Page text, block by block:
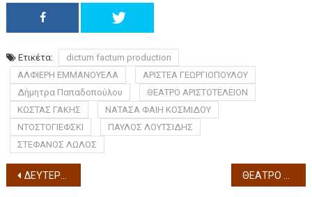
Ετικέτα:
dictum factum production
ΑΛΦΙΕΡΗ ΕΜΜΑΝΟΥΕΛΑ
ΑΡΙΣΤΕΑ ΓΕΩΡΓΙΟΠΟΥΛΟΥ
Δήμητρα Παπαδοπούλου
ΘΕΑΤΡΟ ΑΡΙΣΤΟΤΕΛΕΙΟΝ
ΚΩΣΤΑΣ ΓΑΚΗΣ
ΝΑΤΑΣΑ ΦΑΙΗ ΚΟΣΜΙΔΟΥ
ΝΤΟΣΤΟΓΙΕΦΣΚΙ
ΠΑΥΛΟΣ ΛΟΥΤΣΙΔΗΣ
ΣΤΕΦΑΝΟΣ ΛΩΛΟΣ
ΔΕΥΤΕΡΟΣ ΧΡΟΝΟΣ για την ΠΑΙΔΙΚΗ ΣΚΗΝΗ του ΚΘΒΕ το θεατρικό έργο η «Πολυξένη» της Στέλλας Μιχαηλίδου στο ΒΑΣΙΛΙΚΟ ΘΕΑΤΡΟ τις καθημερινές παραστάσεις για σχολεία & κάθε Κυριακή στις 11 π.μ. για το κοινό